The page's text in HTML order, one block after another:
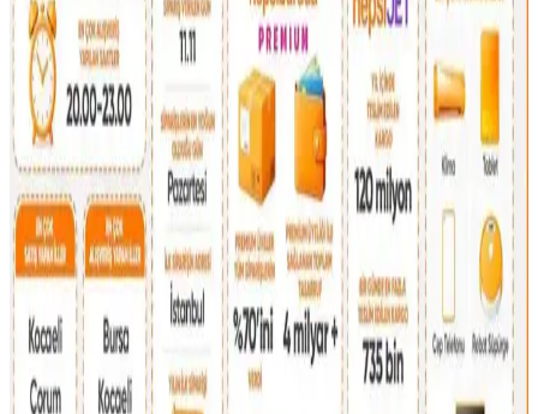
Çanta tasarımlarında renkli ve neşeli modellerin 'çocukça' algısı,
bireysel ifade ve kültürel farklılıklarla şekillenir. Stil, özgünlük ve
mutlulukla anlam kazanır.
16 Litrelik Kanken Sırt Çantasıyla 4 Gün 4 Gece
Minimalist Seyahat Planlama
16 litrelik Kanken sırt çantasıyla 4 gün 4 gece minimalist seyahat
için teknoloji, kişisel bakım ve giysi eşyalarının düzenli ve hafif
paketlenmesi anlatılıyor. Beden ve ihtiyaçlara göre esneklik
vurgulanıyor.
Kişisel Özelliklerle Çanta Seçimi: İsim, İnisiyal ve
Anlamlı Detayların Önemi
İsim, inisiyal ve kişisel sembollerle bağlantılı çanta seçimi,
kullanıcıların kendilerini ifade etme biçimini yansıtır. Doğum yılı,
favori renk ve ilgi alanları da seçimleri etkiler.